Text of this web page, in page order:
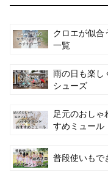
クロエが似合
一覧
雨の日も楽し
シューズ
足元のおし
すめミュール
普段使いもで